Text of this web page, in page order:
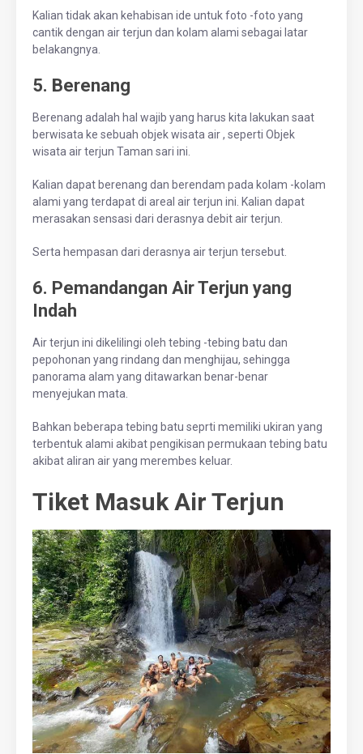
Kalian tidak akan kehabisan ide untuk foto -foto yang
cantik dengan air terjun dan kolam alami sebagai latar
belakangnya.
5. Berenang
Berenang adalah hal wajib yang harus kita lakukan saat
berwisata ke sebuah objek wisata air , seperti Objek
wisata air terjun Taman sari ini.
Kalian dapat berenang dan berendam pada kolam -kolam
alami yang terdapat di areal air terjun ini. Kalian dapat
merasakan sensasi dari derasnya debit air terjun.
Serta hempasan dari derasnya air terjun tersebut.
6. Pemandangan Air Terjun yang
Indah
Air terjun ini dikelilingi oleh tebing -tebing batu dan
pepohonan yang rindang dan menghijau, sehingga
panorama alam yang ditawarkan benar-benar
menyejukan mata.
Bahkan beberapa tebing batu seprti memiliki ukiran yang
terbentuk alami akibat pengikisan permukaan tebing batu
akibat aliran air yang merembes keluar.
Tiket Masuk Air Terjun